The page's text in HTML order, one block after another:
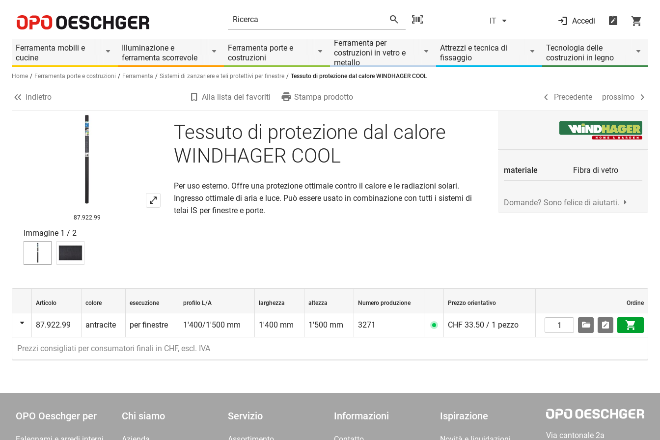
IT Accedi
Ferramenta mobili e
cucine
Illuminazione e
ferramenta scorrevole
Ferramenta porte e
costruzioni
Ferramenta per
costruzioni in vetro e
metallo
Attrezzi e tecnica di
fissaggio
Tecnologia delle
costruzioni in legno
Seleziona una lingua (IT)
Home Ferramenta porte e costruzioni Ferramenta Sistemi di zanzariere e teli protettivi per finestre Tessuto di protezione dal calore WINDHAGER COOL
Informazioni prodotto
Precedente prossimo
indietro Alla lista dei favoriti Stampa prodotto Precedente prossimo
87.922.99
Immagine 1 / 2
Tessuto di protezione dal calore
WINDHAGER COOL
Per uso esterno. Offre una protezione ottimale contro il calore e le radiazioni solari.
Ingresso ottimale di aria e luce. Può essere usato in combinazione con tutti i sistemi di
telai IS per finestre e porte.
materiale Fibra di vetro
Domande? Sono felice di aiutarti.
Articolo colore esecuzione profilo L/A larghezza altezza Numero produzione Prezzo orientativo Ordine
87.922.99 antracite per finestre 1'400/1'500 mm 1'400 mm 1'500 mm 3271 CHF 33.50 / 1 pezzo
Prezzi consigliati per consumatori finali in CHF, escl. IVA
OPO Oeschger per Chi siamo Servizio Informazioni Ispirazione
Via cantonale 2a